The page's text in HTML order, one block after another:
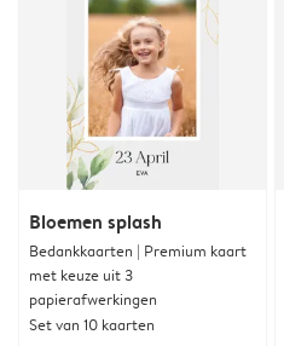
Bloemen splash
Bedankkaarten | Premium kaart
met keuze uit 3
papierafwerkingen
Set van 10 kaarten